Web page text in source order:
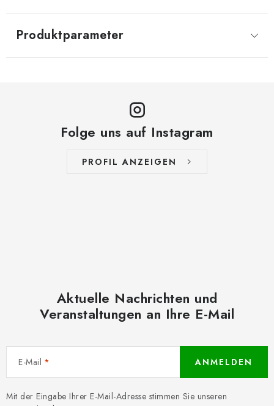
Produktparameter
Folge uns auf Instagram
PROFIL ANZEIGEN
Aktuelle Nachrichten und
Veranstaltungen an Ihre E-Mail
E-Mail
Mit der Eingabe Ihrer E-Mail-Adresse stimmen Sie unseren
ANMELDEN